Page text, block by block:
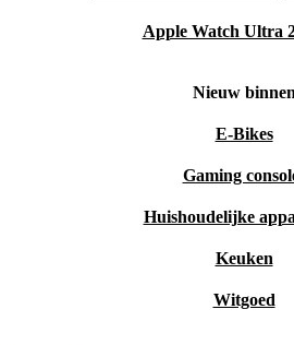
Apple Watch Ultra
Nieuw binnen
E-Bikes
Gaming
Huishoudelijke
Keuken
Witgoed